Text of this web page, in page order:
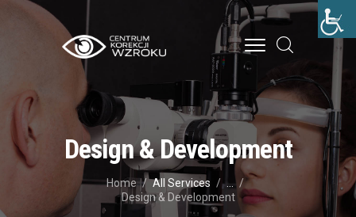
Design & Development
Home All Services
...
Design & Development
STRONA GŁÓWNA
O NAS
LECZENIE
CENNIK